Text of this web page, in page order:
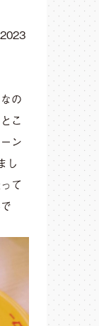
の
こ
ン
し
て